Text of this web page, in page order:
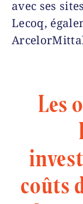
avec ses
Lecoq,
Les
coûts